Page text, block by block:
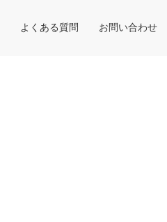
よくある質問 お問い合わせ